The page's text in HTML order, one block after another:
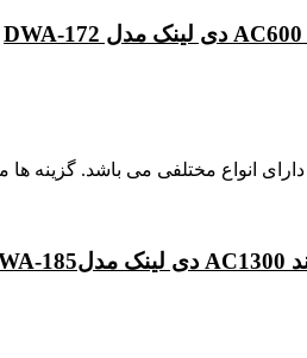
انواع مختلفی می باشد.